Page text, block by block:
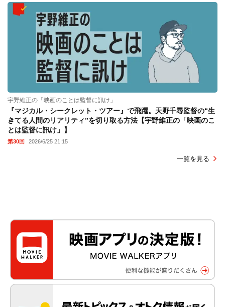
宇野維正の「映画のことは監督に訊け」
『マジカル・シークレット・ツアー』で飛躍。天野千尋監督の“生
きてる人間のリアリティ”を切り取る方法【宇野維正の「映画のこ
とは監督に訊け」】
第30回 2026/6/25 21:15
一覧を見る